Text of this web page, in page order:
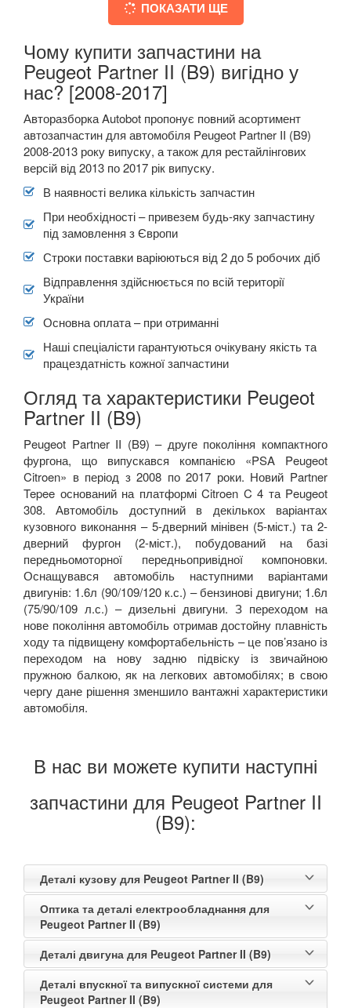
ПОКАЗАТИ ЩЕ
Чому купити запчастини на
Peugeot Partner II (B9) вигідно у
нас? [2008-2017]
Авторазборка Autobot пропонує повний асортимент
автозапчастин для автомобіля Peugeot Partner II (B9)
2008-2013 року випуску, а також для рестайлінгових
версій від 2013 по 2017 рік випуску.
В наявності велика кількість запчастин
При необхідності – привезем будь-яку запчастину
під замовлення з Європи
Строки поставки варіюються від 2 до 5 робочих діб
Відправлення здійснюється по всій території
України
Основна оплата – при отриманні
Наші спеціалісти гарантуються очікувану якість та
працездатність кожної запчастини
Огляд та характеристики Peugeot
Partner II (B9)
Peugeot Partner II (B9) – друге покоління компактного
фургона, що випускався компанією «PSA Peugeot
Citroen» в період з 2008 по 2017 роки. Новий Partner
Tepee оснований на платформі Citroen C 4 та Peugeot
308. Автомобіль доступний в декількох варіантах
кузовного виконання – 5-дверний мінівен (5-міст.) та 2-
дверний фургон (2-міст.), побудований на базі
передньомоторної передньопривідної компоновки.
Оснащувався автомобіль наступними варіантами
двигунів: 1.6л (90/109/120 к.с.) – бензинові двигуни; 1.6л
(75/90/109 л.с.) – дизельні двигуни. З переходом на
нове покоління автомобіль отримав достойну плавність
ходу та підвищену комфортабельність – це пов’язано із
переходом на нову задню підвіску із звичайною
пружною балкою, як на легкових автомобілях; в свою
чергу дане рішення зменшило вантажні характеристики
автомобіля.
В нас ви можете купити наступні
запчастини для Peugeot Partner II
(B9):
Деталі кузову для Peugeot Partner II (B9)
Оптика та деталі електрообладнання для
Peugeot Partner II (B9)
Деталі двигуна для Peugeot Partner II (B9)
Деталі впускної та випускної системи для
Peugeot Partner II (B9)